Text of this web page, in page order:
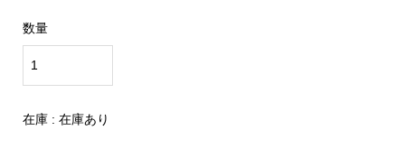
数量
在庫 : 在庫あり